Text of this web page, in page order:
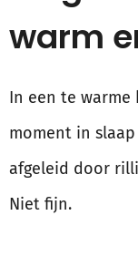
warm
In een te warme
moment in
afgeleid door
Niet fijn.